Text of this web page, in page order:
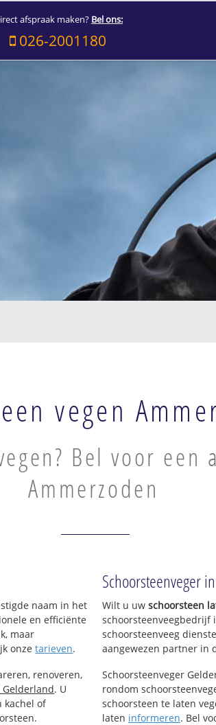
afspraak maken? Bel ons:
026-2001180
vegen
Bel voor een
Ammerzoden
naam in het
en efficiënte
maar
onzetarieven.
renoveren,
. U
kachel of
Schoorsteenveger
Wilt u uw schoorsteen
schoorsteenveegbedrijf
schoorsteenveeg
aangewezen partner in
Schoorsteenveger
rondom
schoorsteen te laten
laten informeren. Bel